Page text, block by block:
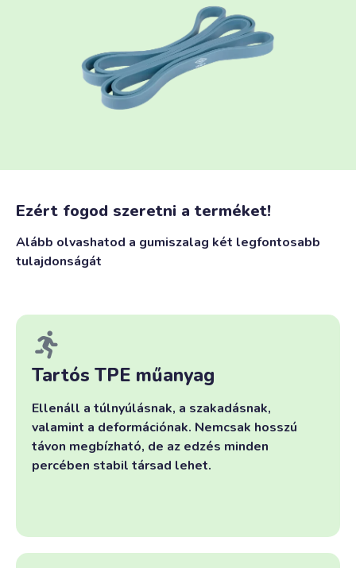
Ezért fogod szeretni a terméket!
Alább olvashatod a gumiszalag két legfontosabb
tulajdonságát
Tartós TPE műanyag
Ellenáll a túlnyúlásnak, a szakadásnak,
valamint a deformációnak. Nemcsak hosszú
távon megbízható, de az edzés minden
percében stabil társad lehet.